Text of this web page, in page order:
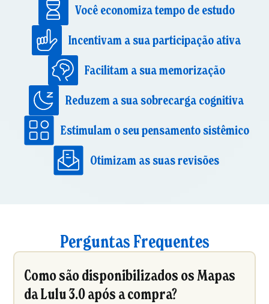
Você economiza tempo de estudo
Incentivam a sua participação ativa
Facilitam a sua memorização
Reduzem a sua sobrecarga cognitiva
Estimulam o seu pensamento sistêmico
Otimizam as suas revisões
Perguntas Frequentes
Como são disponibilizados os Mapas
da Lulu 3.0 após a compra?